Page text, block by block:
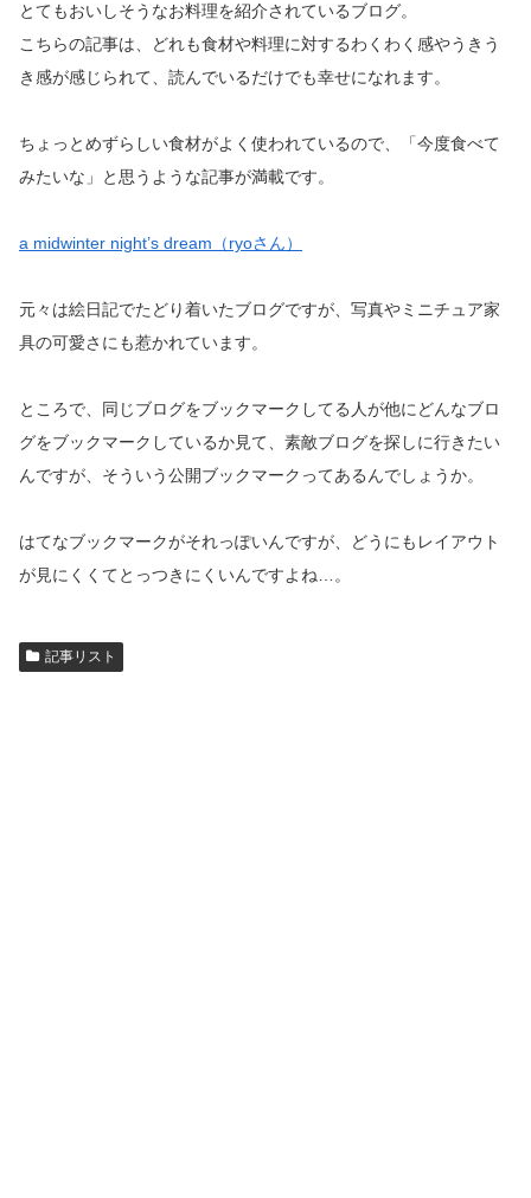
とてもおいしそうなお料理を紹介されているブログ。
こちらの記事は、どれも食材や料理に対するわくわく感やうきう
き感が感じられて、読んでいるだけでも幸せになれます。
ちょっとめずらしい食材がよく使われているので、「今度食べて
みたいな」と思うような記事が満載です。
a midwinter night’s dream（ryoさん）
元々は絵日記でたどり着いたブログですが、写真やミニチュア家
具の可愛さにも惹かれています。
ところで、同じブログをブックマークしてる人が他にどんなブロ
グをブックマークしているか見て、素敵ブログを探しに行きたい
んですが、そういう公開ブックマークってあるんでしょうか。
はてなブックマークがそれっぽいんですが、どうにもレイアウト
が見にくくてとっつきにくいんですよね…。
記事リスト